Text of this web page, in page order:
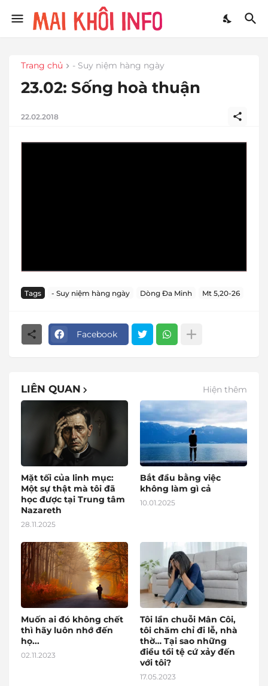
Trang chủ - Suy niệm hàng ngày
23.02: Sống hoà thuận
22.02.2018
Tags - Suy niệm hàng ngày Dòng Đa Minh Mt 5,20-26
Facebook
LIÊN QUAN Hiện thêm
Mặt tối của linh mục:
Một sự thật mà tôi đã
học được tại Trung tâm
Nazareth
28.11.2025
Bắt đầu bằng việc
không làm gì cả
10.01.2025
Muốn ai đó không chết
thì hãy luôn nhớ đến
họ...
02.11.2023
Tôi lần chuỗi Mân Côi,
tôi chăm chỉ đi lễ, nhà
thờ… Tại sao những
điều tồi tệ cứ xảy đến
với tôi?
17.05.2023